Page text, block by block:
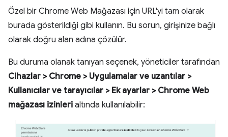
Özel bir Chrome Web Mağazası için URL'yi tam olarak
burada gösterildiği gibi kullanın. Bu sorun, girişinize bağlı
olarak doğru alan adına çözülür.
Bu duruma olanak tanıyan seçenek, yöneticiler tarafından
Cihazlar > Chrome > Uygulamalar ve uzantılar >
Kullanıcılar ve tarayıcılar > Ek ayarlar > Chrome Web
mağazası izinleri altında kullanılabilir: